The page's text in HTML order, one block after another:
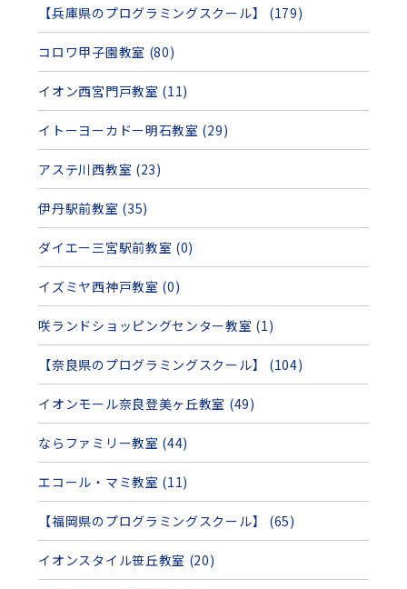
【兵庫県のプログラミングスクール】 (179)
コロワ甲子園教室 (80)
イオン西宮門戸教室 (11)
イトーヨーカドー明石教室 (29)
アステ川西教室 (23)
伊丹駅前教室 (35)
ダイエー三宮駅前教室 (0)
イズミヤ西神戸教室 (0)
咲ランドショッピングセンター教室 (1)
【奈良県のプログラミングスクール】 (104)
イオンモール奈良登美ヶ丘教室 (49)
ならファミリー教室 (44)
エコール・マミ教室 (11)
【福岡県のプログラミングスクール】 (65)
イオンスタイル笹丘教室 (20)